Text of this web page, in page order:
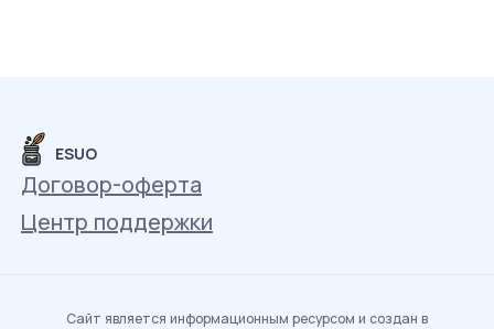
ESUO
Договор-оферта
Центр поддержки
Сайт является информационным ресурсом и создан в